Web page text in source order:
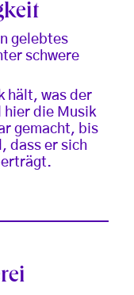
gelebtes
schwere
hält, was der
hier die Musik
gemacht, bis
dass er sich